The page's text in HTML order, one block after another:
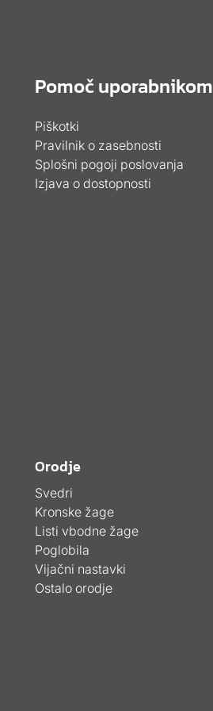
€
,
1
8
Pomoč uporabnikom
Piškotki
Pravilnik o zasebnosti
Splošni pogoji poslovanja
Izjava o dostopnosti
Orodje
Svedri
Kronske žage
Listi vbodne žage
Poglobila
Vijačni nastavki
Ostalo orodje